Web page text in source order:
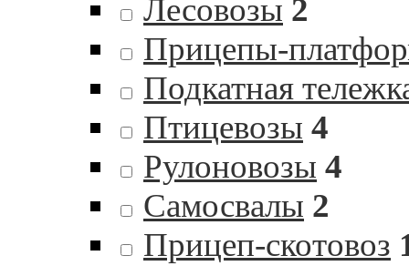
Лесовозы 2
Прицепы-
Подкатная
Птицевозы 4
Рулоновозы 4
Самосвалы 2
Прицеп-скотовоз